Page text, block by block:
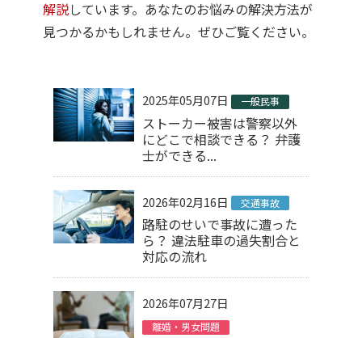
解説しています。あなたのお悩みの解決方法が
見つかるかもしれません。ぜひご覧ください。
2025年05月07日 一般民事
ストーカー被害は警察以外
にどこで相談できる？ 弁護
士ができる...
2026年02月16日 交通事故
路駐のせいで事故に遭った
ら？ 違法駐車の過失割合と
対応の流れ
2026年07月27日
離婚・男女問題